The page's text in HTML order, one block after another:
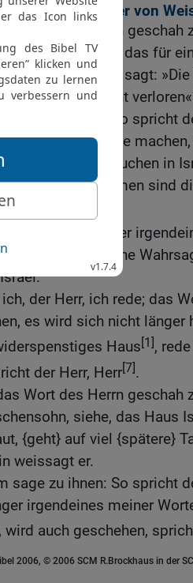
an die Verächter von
das Wort des Herrn geschah
was ist das für
habt, indem ihr sagt:
jede Vision geht
sage zu ihnen: So spricht
ein Ende
Sprichwort gebrauchen in
herbeigekommen sind
es wird nicht länger
schmeichlerische
ich, der Herr, ich rede; das
es wird sich nicht länger
Haus[1],
der Herr, Herr[7].
Wort des Herrn geschah
siehe, das Haus
{geht} auf viel {spätere}
weissagt er.
sage zu ihnen: So spricht
irgendeines meiner
wird auch geschehen,
2006, © 2006 SCM R.Brockhaus in der